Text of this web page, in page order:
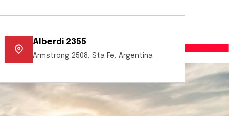
Alberdi 2355
Armstrong 2508, Sta Fe, Argentina